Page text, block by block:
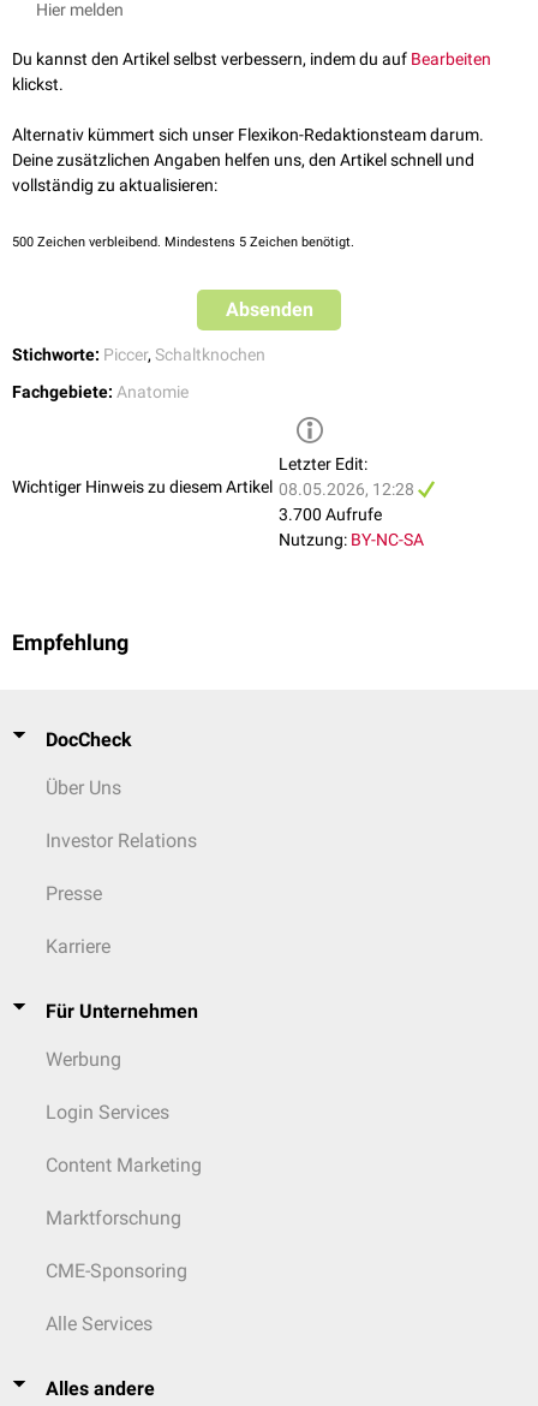
Osteogenesis imperfecta
akzessorischen Knochen sind eigene Namen zugewiesen:
Os bregmaticum(Os frontoparietale)
Os apicis
Hier melden
Du kannst den Artikel selbst verbessern, indem du auf Bearbeiten
klickst.
Alternativ kümmert sich unser Flexikon-Redaktionsteam darum.
Deine zusätzlichen Angaben helfen uns, den Artikel schnell und
vollständig zu aktualisieren:
500 Zeichen verbleibend. Mindestens 5 Zeichen benötigt.
Absenden
Stichworte: Piccer, Schaltknochen
Fachgebiete: Anatomie
Wichtiger Hinweis zu diesem Artikel
Letzter Edit:
08.05.2026, 12:28
3.700 Aufrufe
Nutzung: BY-NC-SA
Empfehlung
DocCheck
Über Uns
Investor Relations
Presse
Karriere
Für Unternehmen
Werbung
Login Services
Content Marketing
Marktforschung
CME-Sponsoring
Alle Services
Alles andere